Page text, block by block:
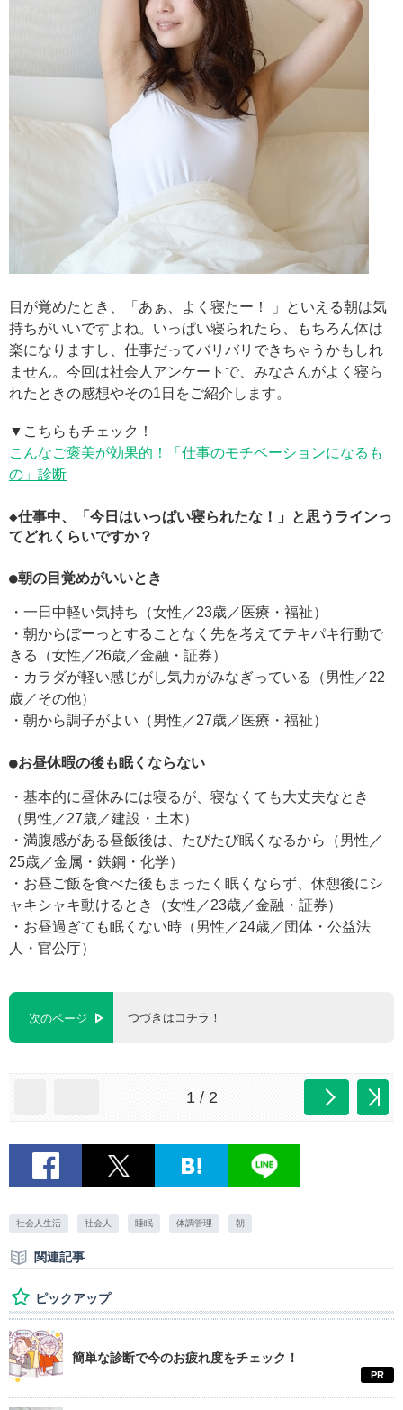
目が覚めたとき、「あぁ、よく寝たー！ 」といえる朝は気
持ちがいいですよね。いっぱい寝られたら、もちろん体は
楽になりますし、仕事だってバリバリできちゃうかもしれ
ません。今回は社会人アンケートで、みなさんがよく寝ら
れたときの感想やその1日をご紹介します。
▼こちらもチェック！
こんなご褒美が効果的！「仕事のモチベーションになるも
の」診断
◆仕事中、「今日はいっぱい寝られたな！」と思うラインっ
てどれくらいですか？
●朝の目覚めがいいとき
・一日中軽い気持ち（女性／23歳／医療・福祉）
・朝からぼーっとすることなく先を考えてテキパキ行動で
きる（女性／26歳／金融・証券）
・カラダが軽い感じがし気力がみなぎっている（男性／22
歳／その他）
・朝から調子がよい（男性／27歳／医療・福祉）
●お昼休暇の後も眠くならない
・基本的に昼休みには寝るが、寝なくても大丈夫なとき
（男性／27歳／建設・土木）
・満腹感がある昼飯後は、たびたび眠くなるから（男性／
25歳／金属・鉄鋼・化学）
・お昼ご飯を食べた後もまったく眠くならず、休憩後にシ
ャキシャキ動けるとき（女性／23歳／金融・証券）
・お昼過ぎても眠くない時（男性／24歳／団体・公益法
人・官公庁）
次のページ つづきはコチラ！
1 / 2
社会人生活 社会人 睡眠 体調管理 朝
関連記事
ピックアップ
簡単な診断で今のお疲れ度をチェック！
PR